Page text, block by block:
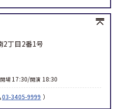
2丁目2番1号
開場 17:30/開演 18:30
03-3405-9999